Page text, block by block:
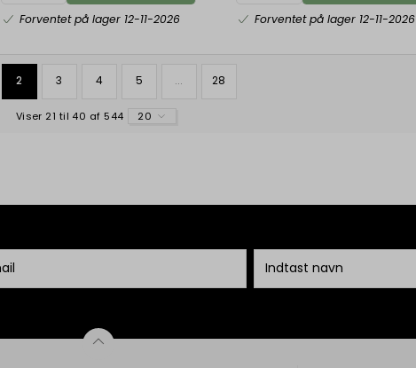
Forventet på lager 12-11-2026 Forventet på lager 12-11-2026
2 3 4 5 ... 28
Viser 21 til 40 af 544 20